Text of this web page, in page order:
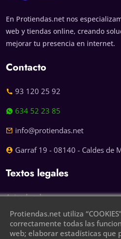
En Protiendas.net nos
web y tiendas online, creando
mejorar tu presencia en internet.
Contacto
93 120 25 92
634 52 23 85
info@protiendas.net
Garraf 19 - 08140 - Caldes de
Textos legales
Aviso legal
Política de privacidad
Política de cookies
Protiendas.net utiliza
correctamente todas las
web; elaborar estadísticas que